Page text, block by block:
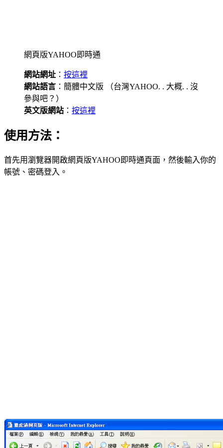
網頁版YAHOO即時通
網站網址 ： 按這裡
網站語言 ：簡體中文版 （台灣YAHOO. . 大概. . 沒
參與吧？）
英文版網站 ： 按這裡
使用方法：
首先用瀏覽器開啟網頁版YAHOO即時通頁面，然後輸入你的
帳號、密碼登入。